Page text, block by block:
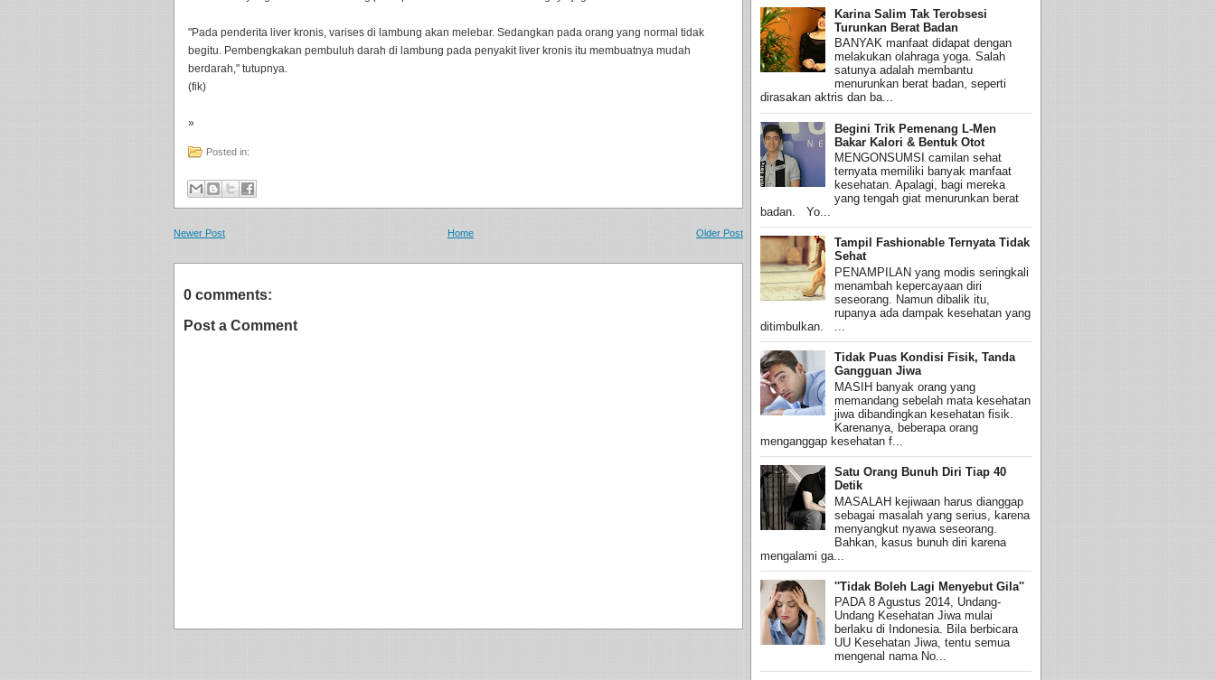
"Pada penderita liver kronis, varises di lambung akan melebar. Sedangkan pada orang yang normal tidak
begitu. Pembengkakan pembuluh darah di lambung pada penyakit liver kronis itu membuatnya mudah
berdarah," tutupnya.
(fik)
»
Posted in:
Newer Post Older Post
Home
0 comments:
Post a Comment
Karina Salim Tak Terobsesi
Turunkan Berat Badan
BANYAK manfaat didapat dengan
melakukan olahraga yoga. Salah
satunya adalah membantu
menurunkan berat badan, seperti
dirasakan aktris dan ba...
Begini Trik Pemenang L-Men
Bakar Kalori & Bentuk Otot
MENGONSUMSI camilan sehat
ternyata memiliki banyak manfaat
kesehatan. Apalagi, bagi mereka
yang tengah giat menurunkan berat
badan. Yo...
Tampil Fashionable Ternyata Tidak
Sehat
PENAMPILAN yang modis seringkali
menambah kepercayaan diri
seseorang. Namun dibalik itu,
rupanya ada dampak kesehatan yang
ditimbulkan. ...
Tidak Puas Kondisi Fisik, Tanda
Gangguan Jiwa
MASIH banyak orang yang
memandang sebelah mata kesehatan
jiwa dibandingkan kesehatan fisik.
Karenanya, beberapa orang
menganggap kesehatan f...
Satu Orang Bunuh Diri Tiap 40
Detik
MASALAH kejiwaan harus dianggap
sebagai masalah yang serius, karena
menyangkut nyawa seseorang.
Bahkan, kasus bunuh diri karena
mengalami ga...
''Tidak Boleh Lagi Menyebut Gila''
PADA 8 Agustus 2014, Undang-
Undang Kesehatan Jiwa mulai
berlaku di Indonesia. Bila berbicara
UU Kesehatan Jiwa, tentu semua
mengenal nama No...